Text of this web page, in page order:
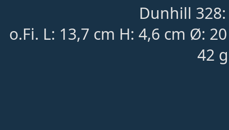
Dunhill
o.Fi. L: 13,7 cm H: 4,6 cm Ø:
42